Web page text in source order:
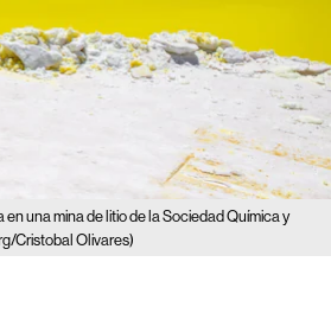
una mina de litio de la Sociedad Química y
Cristobal Olivares)